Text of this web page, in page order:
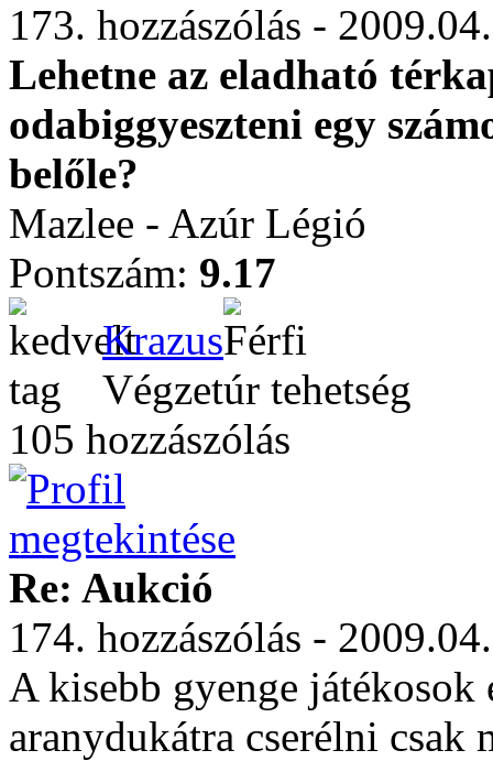
173. hozzászólás -
Lehetne az eladható
odabiggyeszteni egy
belőle?
Mazlee - Azúr Légió
Pontszám: 9.17
Krazus
Végzetúr tehetség
105 hozzászólás
Re: Aukció
174. hozzászólás -
A kisebb gyenge játékosok
aranydukátra cserélni csak